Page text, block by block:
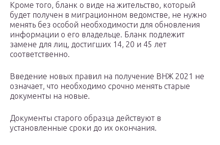
Кроме того, бланк о виде на жительство, который
будет получен в миграционном ведомстве, не нужно
менять без особой необходимости для обновления
информации о его владельце. Бланк подлежит
замене для лиц, достигших 14, 20 и 45 лет
соответственно.
Введение новых правил на получение ВНЖ 2021 не
означает, что необходимо срочно менять старые
документы на новые.
Документы старого образца действуют в
установленные сроки до их окончания.